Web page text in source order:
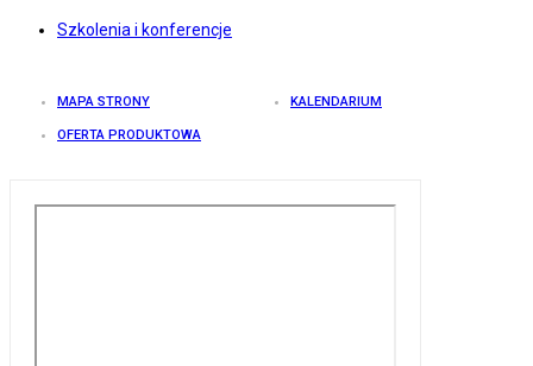
Szkolenia i konferencje
MAPA STRONY KALENDARIUM
OFERTA PRODUKTOWA